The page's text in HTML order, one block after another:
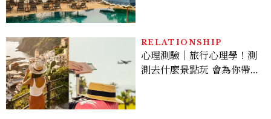
RELATIONSHIP
心理測驗｜旅行心理學！測
測去什麼景點玩 會為你帶來